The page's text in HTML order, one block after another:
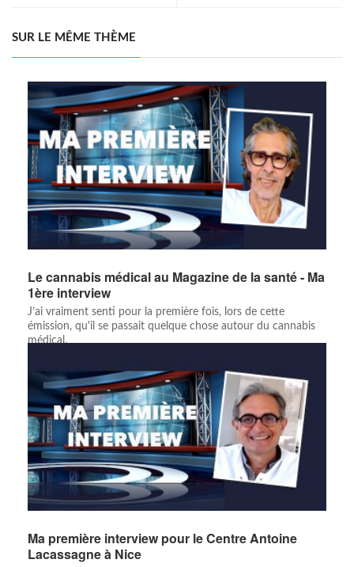
SUR LE MÊME THÈME
Le cannabis médical au Magazine de la santé - Ma
1ère interview
J’ai vraiment senti pour la première fois, lors de cette
émission, qu'il se passait quelque chose autour du cannabis
médical.
Ma première interview pour le Centre Antoine
Lacassagne à Nice